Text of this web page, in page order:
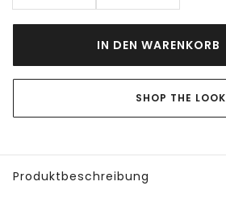
IN DEN WARENKORB
SHOP THE LOOK
Produktbeschreibung